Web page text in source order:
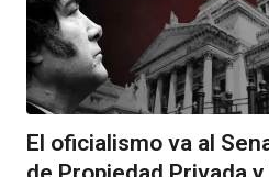
El oficialismo va al